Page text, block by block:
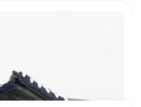
niet op voorraad.